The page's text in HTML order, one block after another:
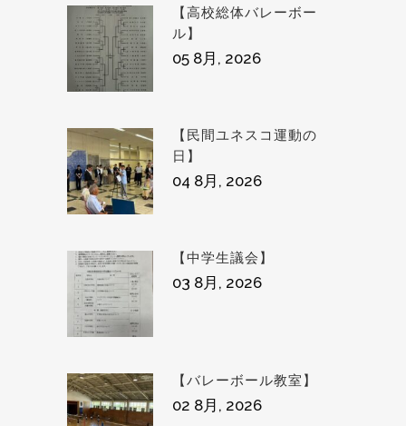
【高校総体バレーボー
ル】
05 8月, 2026
【民間ユネスコ運動の
日】
04 8月, 2026
【中学生議会】
03 8月, 2026
【バレーボール教室】
02 8月, 2026